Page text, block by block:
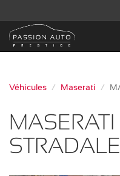
Véhicules Maserati
STRADALE